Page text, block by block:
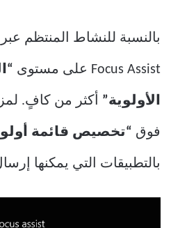
بالنسبة للنشاط المنتظم
Focus Assist على مستوى
الأولوية” أكثر من كافٍ.
فوق “تخصيص قائمة
بالتطبيقات التي يمكنها